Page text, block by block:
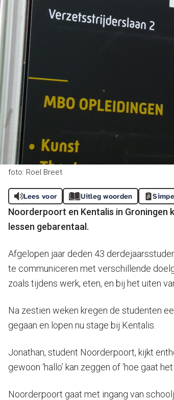
foto: Roel Breet
Lees voor Uitleg woorden
Noorderpoort en Kentalis in Groningen
lessen gebarentaal.
Afgelopen jaar deden 43
te communiceren met verschillende
zoals tijdens werk, eten, en bij het uiten
Na zestien weken kregen de studenten
gegaan en lopen nu stage bij Kentalis.
Jonathan, student Noorderpoort, kijkt
gewoon ‘hallo’ kan zeggen of ‘hoe gaat het
Noorderpoort gaat met ingang van